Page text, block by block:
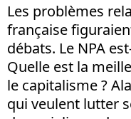
Les problèmes
française
débats. Le NPA
Quelle est la
le capitalisme ?
qui veulent lutter